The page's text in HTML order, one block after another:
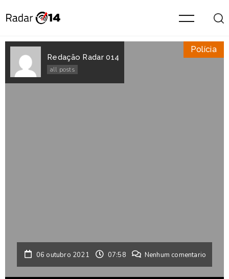
Redação Radar 014
all posts
Polícia
06 outubro 2021 07:58 Nenhum comentario